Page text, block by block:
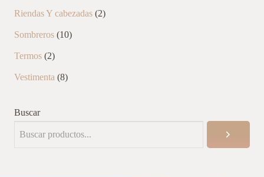
productos
Riendas Y cabezadas 22
Sombreros 1010
Termos 22
productos
Vestimenta 88
Buscar